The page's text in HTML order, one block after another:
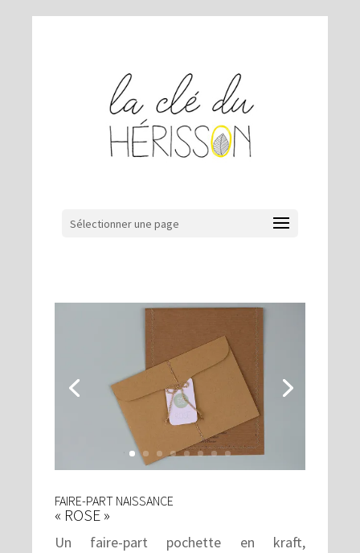
Sélectionner une page
FAIRE-PART NAISSANCE
« ROSE »
Un faire-part pochette en kraft,